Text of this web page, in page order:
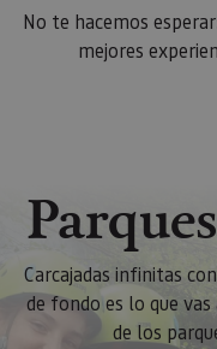
No te hacemos
mejores
Carcajadas infinitas
de fondo es lo que
de los